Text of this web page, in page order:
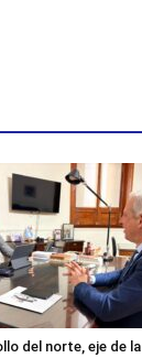
del norte, eje de la